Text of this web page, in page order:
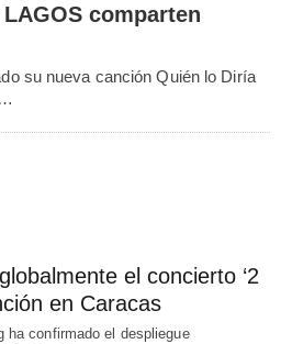
comparten
su nueva canción Quién lo Diría
el concierto ‘2
en Caracas
ha confirmado el despliegue